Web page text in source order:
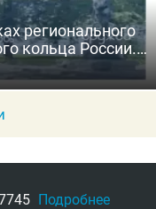
регионального
кольца России.
Подробнее